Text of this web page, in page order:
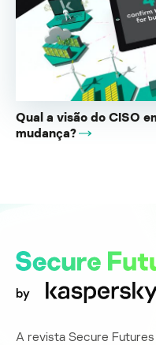
Qual a visão do CISO
mudança?
by
A revista Secure